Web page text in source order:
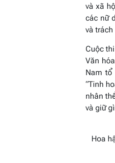
và xã
các nữ
và
Cuộc
Văn
Nam tổ
“Tinh
nhân
và giữ
Hoa